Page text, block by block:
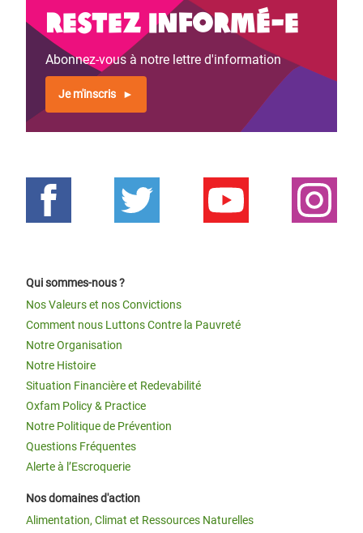
Restez informé-e
Abonnez-vous à notre lettre d'information
Je m'inscris
Qui sommes-nous ?
Nos Valeurs et nos Convictions
Comment nous Luttons Contre la Pauvreté
Notre Organisation
Notre Histoire
Situation Financière et Redevabilité
Oxfam Policy & Practice
Notre Politique de Prévention
Questions Fréquentes
Alerte à l’Escroquerie
Nos domaines d'action
Alimentation, Climat et Ressources Naturelles